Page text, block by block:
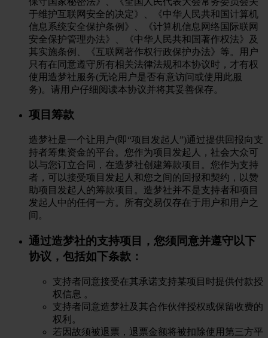
于维护互联网安全的决定》、《中华人民共和国计算机
信息系统安全保护条例》、《计算机信息网络国际联网
安全保护管理办法》、《中华人民共和国著作权法》及
其实施条例、《互联网著作权行政保护办法》等。用户
只有在同意遵守所有相关法律法规和本协议时，才有权
使用造梦社服务(无论用户是否有意访问或使用此服
务)。请用户仔细阅读本协议并将其妥善保存。
项目筹款
造梦社是一个让用户(即“项目发起人”)通过提供回报向支
持者筹集资金的平台。您作为项目发起人，社会大众可
以与您订立合同，在造梦社创建筹款项目。您作为支持
者，可以接受项目发起人和您之间的回报和契约，以赞
助项目发起人的筹款项目。造梦社并不是支持者和项目
发起人中的任何一方。所有交易仅存在于用户和用户之
间。
通过造梦社的支持项目，您须同意并遵守以下
协议，包括如下条款：
支持者同意接受在其承诺支持某项目时提供付款授
权信息 。
支持者同意造梦社及其合作伙伴授权或保留收费的
权利。
若因故须被退票，退票金额将被扣除使用第三方平